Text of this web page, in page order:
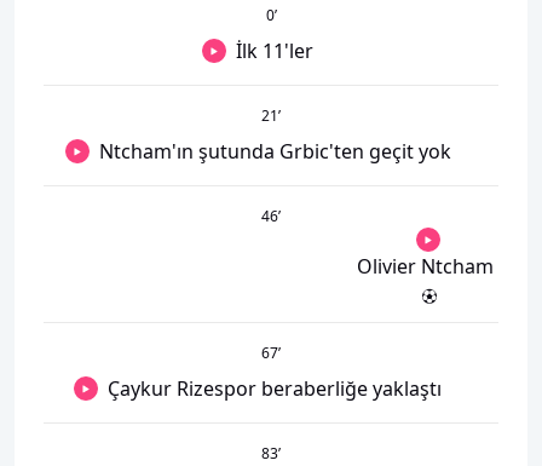
0’
İlk 11'ler
21’
Ntcham'ın şutunda Grbic'ten geçit yok
46’
Olivier Ntcham
67’
Çaykur Rizespor beraberliğe yaklaştı
83’